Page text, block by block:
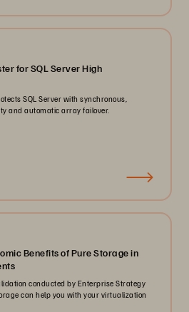
for SQL Server High
SQL Server with synchronous,
and automatic array failover.
Benefits of Pure Storage in
conducted by Enterprise Strategy
can help you with your virtualization